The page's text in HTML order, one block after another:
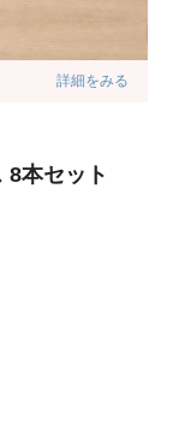
詳細をみる
8本セット